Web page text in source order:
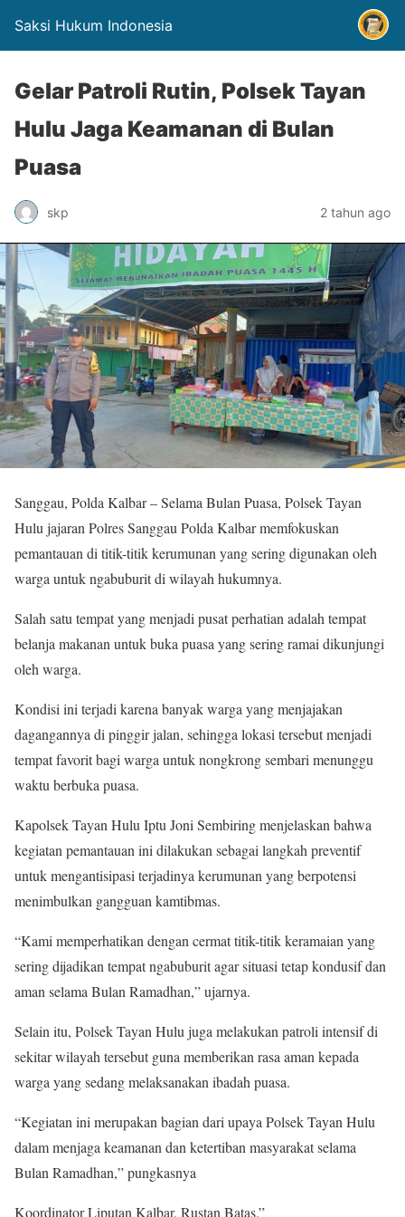
Saksi Hukum Indonesia
Gelar Patroli Rutin, Polsek Tayan
Hulu Jaga Keamanan di Bulan
Puasa
skp 2 tahun ago
Sanggau, Polda Kalbar – Selama Bulan Puasa, Polsek Tayan
Hulu jajaran Polres Sanggau Polda Kalbar memfokuskan
pemantauan di titik-titik kerumunan yang sering digunakan oleh
warga untuk ngabuburit di wilayah hukumnya.
Salah satu tempat yang menjadi pusat perhatian adalah tempat
belanja makanan untuk buka puasa yang sering ramai dikunjungi
oleh warga.
Kondisi ini terjadi karena banyak warga yang menjajakan
dagangannya di pinggir jalan, sehingga lokasi tersebut menjadi
tempat favorit bagi warga untuk nongkrong sembari menunggu
waktu berbuka puasa.
Kapolsek Tayan Hulu Iptu Joni Sembiring menjelaskan bahwa
kegiatan pemantauan ini dilakukan sebagai langkah preventif
untuk mengantisipasi terjadinya kerumunan yang berpotensi
menimbulkan gangguan kamtibmas.
“Kami memperhatikan dengan cermat titik-titik keramaian yang
sering dijadikan tempat ngabuburit agar situasi tetap kondusif dan
aman selama Bulan Ramadhan,” ujarnya.
Selain itu, Polsek Tayan Hulu juga melakukan patroli intensif di
sekitar wilayah tersebut guna memberikan rasa aman kepada
warga yang sedang melaksanakan ibadah puasa.
“Kegiatan ini merupakan bagian dari upaya Polsek Tayan Hulu
dalam menjaga keamanan dan ketertiban masyarakat selama
Bulan Ramadhan,” pungkasnya
Koordinator Liputan Kalbar, Rustan Batas.”